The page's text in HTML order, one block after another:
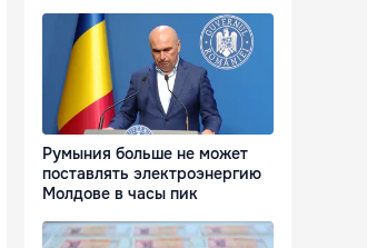
Румыния больше не может
поставлять электроэнергию
Молдове в часы пик